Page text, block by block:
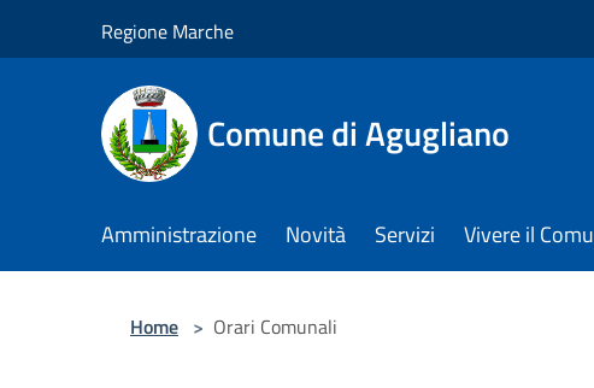
Regione Marche
Comune di Agugliano
Amministrazione Novità Servizi Vivere il
Home > Orari Comunali